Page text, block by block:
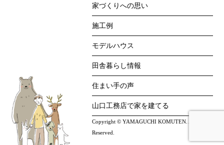
家づくりへの思い
施工例
モデルハウス
田舎暮らし情報
住まい手の声
山口工務店で家を建てる
Copyright © YAMAGUCHI KOMUTEN. All Right
Reserved.